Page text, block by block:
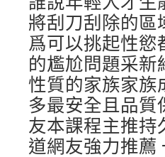
將刮刀刮除的區
爲可以挑起性
的尷尬問題采新
性質的家族家族
多最安全且品質
友本課程主推
道網友強力推薦